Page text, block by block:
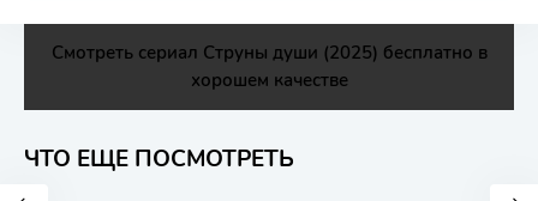
Смотреть сериал Струны души (2025) бесплатно в
хорошем качестве
ЧТО ЕЩЕ ПОСМОТРЕТЬ